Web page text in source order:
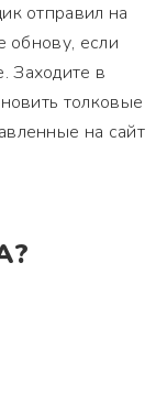
отправил на
обнову, если
Заходите в
толковые
на сайт